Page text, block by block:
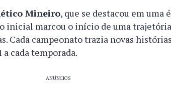
Mineiro, que se destacou em uma
inicial marcou o início de uma
Cada campeonato trazia novas
a cada temporada.
ANÚNCIOS